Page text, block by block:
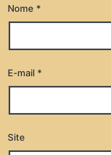
Nome *
E-mail *
Site